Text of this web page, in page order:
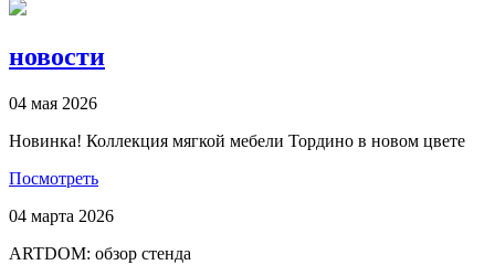
новости
04 мая 2026
Новинка! Коллекция мягкой мебели Тордино в новом цвете
Посмотреть
04 марта 2026
ARTDOM: обзор стенда